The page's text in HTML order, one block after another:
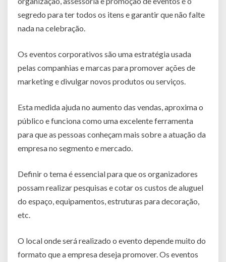
segredo para ter todos os itens e garantir que não falte
nada na celebração.
Os eventos corporativos são uma estratégia usada
pelas companhias e marcas para promover ações de
marketing e divulgar novos produtos ou serviços.
Esta medida ajuda no aumento das vendas, aproxima o
público e funciona como uma excelente ferramenta
para que as pessoas conheçam mais sobre a atuação da
empresa no segmento e mercado.
Definir o tema é essencial para que os organizadores
possam realizar pesquisas e cotar os custos de aluguel
do espaço, equipamentos, estruturas para decoração,
etc.
O local onde será realizado o evento depende muito do
formato que a empresa deseja promover. Os eventos